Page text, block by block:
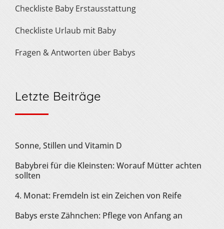
Checkliste Baby Erstausstattung
Checkliste Urlaub mit Baby
Fragen & Antworten über Babys
Letzte Beiträge
Sonne, Stillen und Vitamin D
Babybrei für die Kleinsten: Worauf Mütter achten
sollten
4. Monat: Fremdeln ist ein Zeichen von Reife
Babys erste Zähnchen: Pflege von Anfang an